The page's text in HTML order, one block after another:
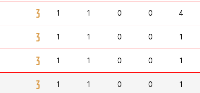
3 1 1 0 0 4
3 1 1 0 0 1
3 1 1 0 0 1
3 1 1 0 0 1